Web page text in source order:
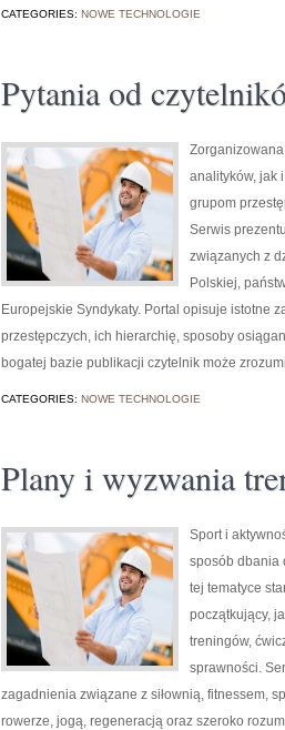
CATEGORIES: NOWE TECHNOLOGIE
Pytania od
analityków, jak
grupom
Serwis
związanych z
Polskiej,
Europejskie Syndykaty. Portal opisuje istotne
przestępczych, ich hierarchię, sposoby
bogatej bazie publikacji czytelnik może
CATEGORIES: NOWE TECHNOLOGIE
Plany i wyzwania
Sport i
sposób dbania
tej tematyce
początkujący,
treningów,
sprawności.
zagadnienia związane z siłownią, fitnessem,
rowerze, jogą, regeneracją oraz szeroko